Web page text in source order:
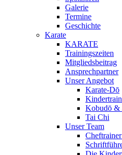
Galerie
Termine
Geschichte
Karate
KARATE
Trainingszeiten
Mitgliedsbeitrag
Ansprechpartner
Unser Angebot
Karate-Dō
Kobudō &
Tai Chi
Unser Team